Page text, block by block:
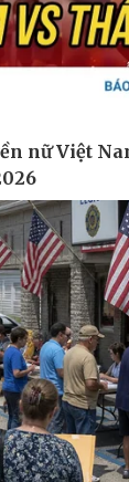
Tin
Chuyển